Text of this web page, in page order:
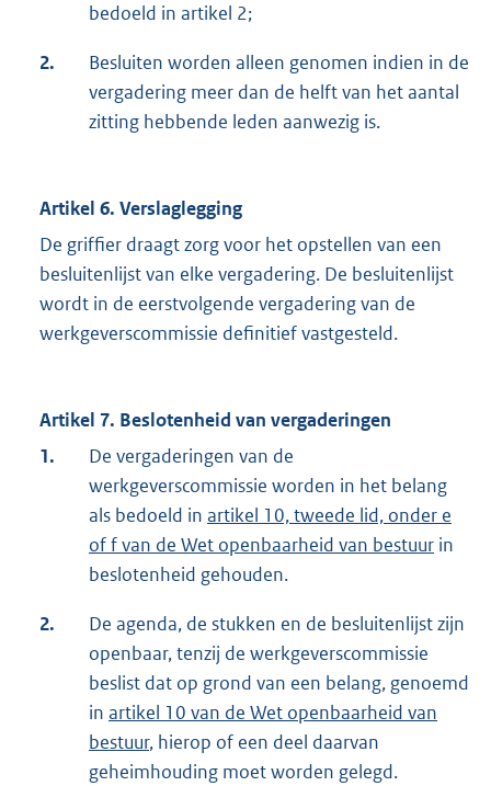
bedoeld in artikel 2;
2.
Besluiten worden alleen genomen indien in de
vergadering meer dan de helft van het aantal
zitting hebbende leden aanwezig is.
Artikel 6. Verslaglegging
De griffier draagt zorg voor het opstellen van een
besluitenlijst van elke vergadering. De besluitenlijst
wordt in de eerstvolgende vergadering van de
werkgeverscommissie definitief vastgesteld.
Artikel 7. Beslotenheid van vergaderingen
1.
De vergaderingen van de
werkgeverscommissie worden in het belang
als bedoeld in artikel 10, tweede lid, onder e
of f van de Wet openbaarheid van bestuur in
beslotenheid gehouden.
2.
De agenda, de stukken en de besluitenlijst zijn
openbaar, tenzij de werkgeverscommissie
beslist dat op grond van een belang, genoemd
in artikel 10 van de Wet openbaarheid van
bestuur, hierop of een deel daarvan
geheimhouding moet worden gelegd.